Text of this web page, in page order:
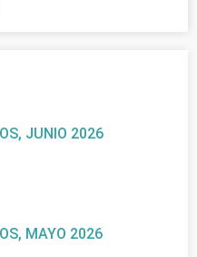
JUNIO 2026
MAYO 2026